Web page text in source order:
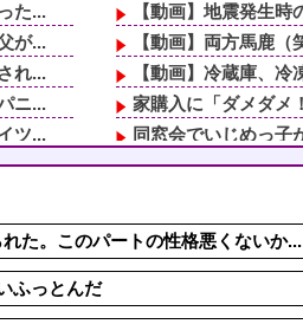
た...
が...
れ...
ニ...
ツ...
...
日...
て...
ら...
【動画】地震発生
【動画】両方馬鹿
【動画】冷蔵庫、
家購入に「ダメダメ
同窓会でいじめっ子
なぜイベント会場で
中国人「一番悪いと
入院数日前、夜中に
た。このパートの性格悪くないか...
ふっとんだ